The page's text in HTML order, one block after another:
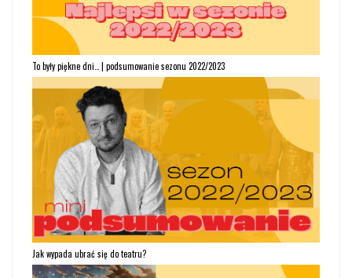
To były piękne dni… | podsumowanie sezonu 2022/2023
Jak wypada ubrać się do teatru?